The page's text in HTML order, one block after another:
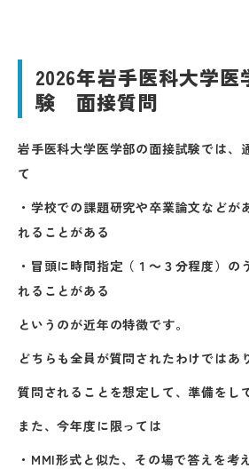
2026年岩手医科大学
験 面接質問
岩手医科大学医学部の面接試験では、
て
・学校での課題研究や卒業論文などが
れることがある
・冒頭に時間指定（１～３分程度）の
れることがある
というのが近年の特徴です。
どちらも全員が質問されたわけではあ
質問されることを想定して、準備をし
また、今年度に限っては
・MMI形式と似た、その場で答えを考